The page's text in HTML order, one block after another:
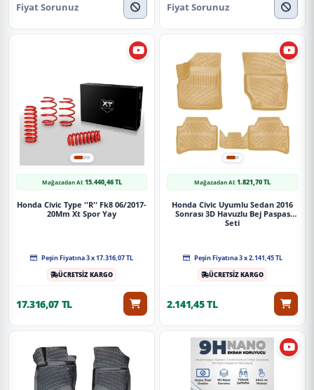
Fiyat Sorunuz Fiyat Sorunuz
Mağazadan Al:15.440,46 TL
Honda Civic Type ''R'' Fk8 06/2017-
20Mm Xt Spor Yay
Peşin Fiyatına 3 x 17.316,07 TL
ÜCRETSİZ KARGO
17.316,07 TL
Mağazadan Al:1.821,70 TL
Honda Civic Uyumlu Sedan 2016
Sonrası 3D Havuzlu Bej Paspas
Seti
Peşin Fiyatına 3 x 2.141,45 TL
ÜCRETSİZ KARGO
2.141,45 TL